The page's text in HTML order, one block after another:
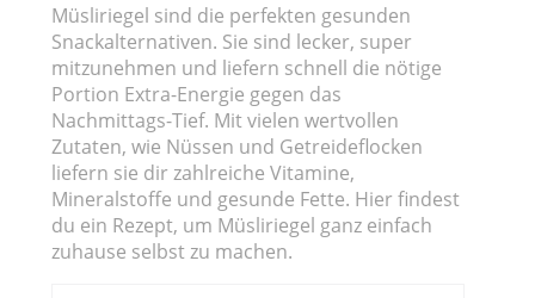
Müsliriegel sind die perfekten gesunden
Snackalternativen. Sie sind lecker, super
mitzunehmen und liefern schnell die nötige
Portion Extra-Energie gegen das
Nachmittags-Tief. Mit vielen wertvollen
Zutaten, wie Nüssen und Getreideflocken
liefern sie dir zahlreiche Vitamine,
Mineralstoffe und gesunde Fette. Hier findest
du ein Rezept, um Müsliriegel ganz einfach
zuhause selbst zu machen.